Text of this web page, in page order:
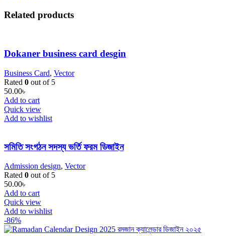
Related products
Dokaner business card desgin
Business Card, Vector
Rated 0 out of 5
50.00৳
Add to cart
Quick view
Add to wishlist
সমিতি সংগঠন সদস্য ভর্তি ফরম ডিজাইন
Admission design, Vector
Rated 0 out of 5
50.00৳
Add to cart
Quick view
Add to wishlist
-86%